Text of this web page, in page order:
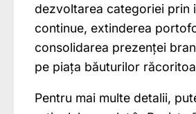
dezvoltarea categoriei prin
continue, extinderea
consolidarea prezenței
pe piața băuturilor
Pentru mai multe detalii,